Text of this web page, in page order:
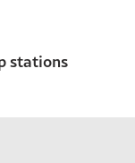
stations